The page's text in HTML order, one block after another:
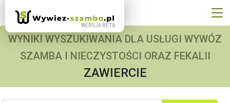
WYNIKI WYSZUKIWANIA DLA USŁUGI WYWÓZ
SZAMBA I NIECZYSTOŚCI ORAZ FEKALII
ZAWIERCIE
Wpisz miejscowość, aby wywieźć szambo